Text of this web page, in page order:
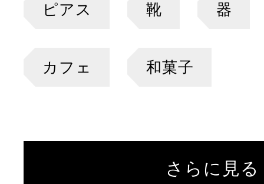
ピアス 靴 器
カフェ 和菓子
さらに見る